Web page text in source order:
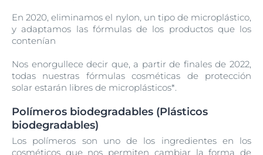
En 2020, eliminamos el nylon, un tipo de microplástico,
y adaptamos las fórmulas de los productos que los
contenían
Nos enorgullece decir que, a partir de finales de 2022,
todas nuestras fórmulas cosméticas de protección
solar estarán libres de microplásticos*.
Polímeros biodegradables (Plásticos
biodegradables)
Los polímeros son uno de los ingredientes en los
cosméticos que nos permiten cambiar la forma de